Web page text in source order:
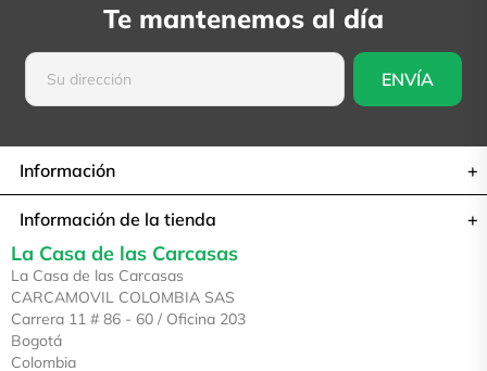
Te mantenemos al día
Información
Información de la tienda
La Casa de las Carcasas
La Casa de las Carcasas
CARCAMOVIL COLOMBIA SAS
Carrera 11 # 86 - 60 / Oficina 203
Bogotá
Colombia